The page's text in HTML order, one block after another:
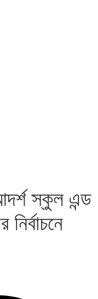
স্কুল এন্ড